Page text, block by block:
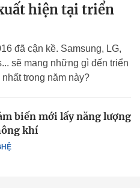
hiện tại triển
đã cận kề. Samsung, LG,
sẽ mang những gì đến triển
trong năm này?
biến mới lấy năng lượng
khí